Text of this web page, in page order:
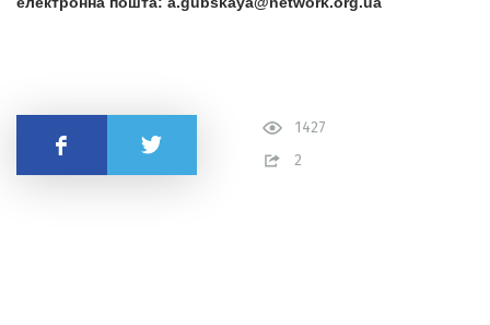
1427
2
Поділитись